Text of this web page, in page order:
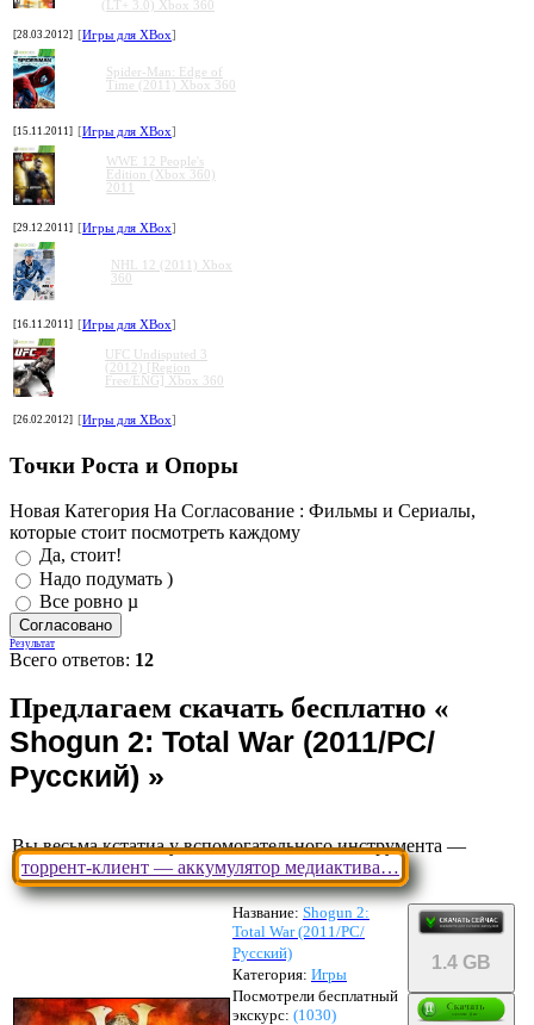
(LT+ 3.0) Xbox 360
[28.03.2012] [Игры для XBox]
Spider-Man: Edge of
Time (2011) Xbox 360
[15.11.2011] [Игры для XBox]
WWE 12 People's
Edition (Xbox 360)
2011
[29.12.2011] [Игры для XBox]
NHL 12 (2011) Xbox
360
[16.11.2011] [Игры для XBox]
UFC Undisputed 3
(2012) [Region
Free/ENG] Xbox 360
[26.02.2012] [Игры для XBox]
Точки Роста и Опоры
Новая Категория На Согласование : Фильмы и Сериалы,
которые стоит посмотреть каждому
Да, стоит!
Надо подумать )
Все ровно µ
Результат
Всего ответов: 12
Вы весьма кстатиа у вспомогательного инструмента —
торрент-клиент — аккумулятор медиактива…
Название: Shogun 2:
Total War (2011/РС/
Русский)
1.4 GB
Категория: Игры
Посмотрели бесплатный
экскурс: (1030)